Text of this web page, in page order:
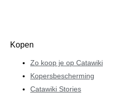
Kopen
Zo koop je op Catawiki
Kopersbescherming
Catawiki Stories